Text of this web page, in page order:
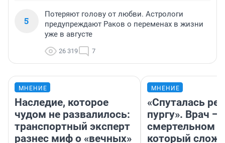
5
Потеряют голову от любви. Астрологи
предупреждают Раков о переменах в жизни
уже в августе
26 319 7
МНЕНИЕ
Наследие, которое
чудом не развалилось:
транспортный эксперт
разнес миф о «вечных»
МНЕНИЕ
«Спуталась
пургу». Врач —
смертельном
который